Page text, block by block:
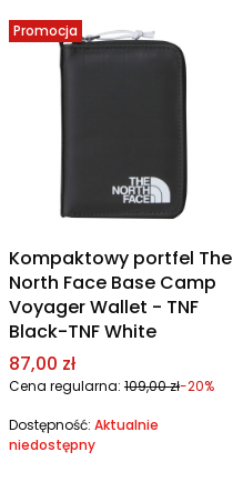
Promocja
Kompaktowy portfel The
North Face Base Camp
Voyager Wallet - TNF
Black-TNF White
Cena promocyjna
87,00 zł
Cena regularna: 109,00 zł-20%
Dostępność: Aktualnie
niedostępny